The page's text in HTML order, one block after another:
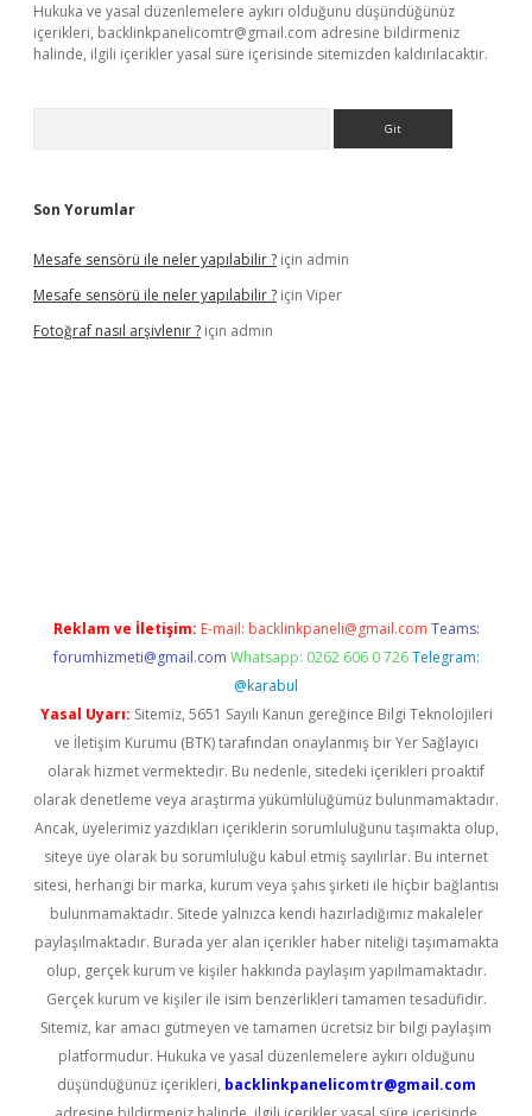
Hukuka ve yasal düzenlemelere aykırı olduğunu düşündüğünüz
içerikleri, backlinkpanelicomtr@gmail.com adresine bildirmeniz
halinde, ilgili içerikler yasal süre içerisinde sitemizden kaldırılacaktır.
Son Yorumlar
Mesafe sensörü ile neler yapılabilir ? için admin
Mesafe sensörü ile neler yapılabilir ? için Viper
Fotoğraf nasıl arşivlenir ? için admin
Reklam ve İletişim: E-mail: backlinkpaneli@gmail.com Teams:
forumhizmeti@gmail.com Whatsapp: 0262 606 0 726 Telegram:
@karabul
Yasal Uyarı: Sitemiz, 5651 Sayılı Kanun gereğince Bilgi Teknolojileri
ve İletişim Kurumu (BTK) tarafından onaylanmış bir Yer Sağlayıcı
olarak hizmet vermektedir. Bu nedenle, sitedeki içerikleri proaktif
olarak denetleme veya araştırma yükümlülüğümüz bulunmamaktadır.
Ancak, üyelerimiz yazdıkları içeriklerin sorumluluğunu taşımakta olup,
siteye üye olarak bu sorumluluğu kabul etmiş sayılırlar. Bu internet
sitesi, herhangi bir marka, kurum veya şahıs şirketi ile hiçbir bağlantısı
bulunmamaktadır. Sitede yalnızca kendi hazırladığımız makaleler
paylaşılmaktadır. Burada yer alan içerikler haber niteliği taşımamakta
olup, gerçek kurum ve kişiler hakkında paylaşım yapılmamaktadır.
Gerçek kurum ve kişiler ile isim benzerlikleri tamamen tesadüfidir.
Sitemiz, kar amacı gütmeyen ve tamamen ücretsiz bir bilgi paylaşım
platformudur. Hukuka ve yasal düzenlemelere aykırı olduğunu
düşündüğünüz içerikleri, backlinkpanelicomtr@gmail.com